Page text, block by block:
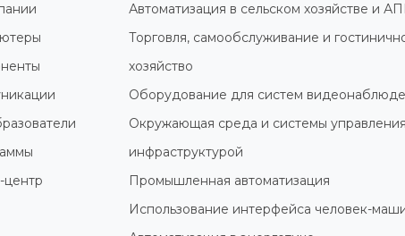
центр
Автоматизация в сельском хозяйстве и
Торговля, самообслуживание и
хозяйство
Оборудование для систем
Окружающая среда и системы управления
инфраструктурой
Промышленная автоматизация
Использование интерфейса человек-